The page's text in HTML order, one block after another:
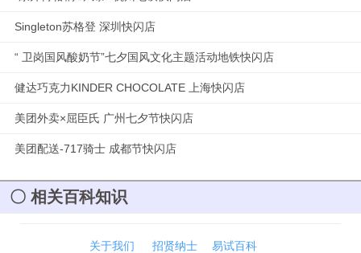
Singleton苏格登 深圳快闪店
“ 卫岗国风酸奶节”七夕国风文化主题活动地铁快闪店
健达巧克力KINDER CHOCOLATE 上海快闪店
美团外卖×屈臣氏 广州七夕节快闪店
美团配送-717骑士 成都节快闪店
相关百科知识
关于我们 招贤纳士 易试百科